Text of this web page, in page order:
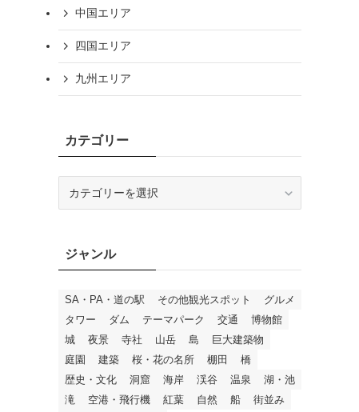
中国エリア
四国エリア
九州エリア
カテゴリー
ージャンル
SA・PA・道の駅 その他観光スポット
グルメ
タワー
ダム テーマパーク 交通
博物館
城
夜景 寺社 山岳 島
巨大建築物
庭園
建築 桜・花の名所 棚田
橋
歴史・文化
洞窟 海岸 渓谷 温泉
湖・池
滝
空港・飛行機 紅葉 自然 船
街並み